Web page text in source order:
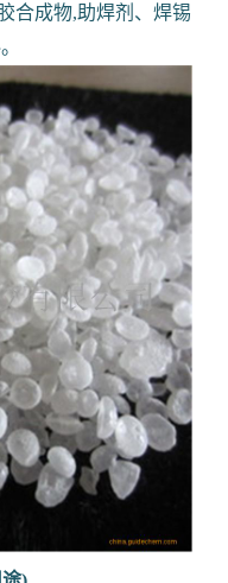
聚合(二聚合)的高软
,并且在液体状态下
用途包括油漆,干燥
合成物,助焊剂、焊锡